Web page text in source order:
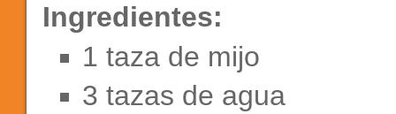
Ingredientes:
1 taza de mijo
3 tazas de agua